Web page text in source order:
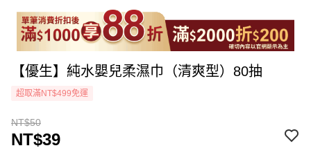
【優生】純水嬰兒柔濕巾（清爽型）80抽
超取滿NT$499免運
NT$50
NT$39